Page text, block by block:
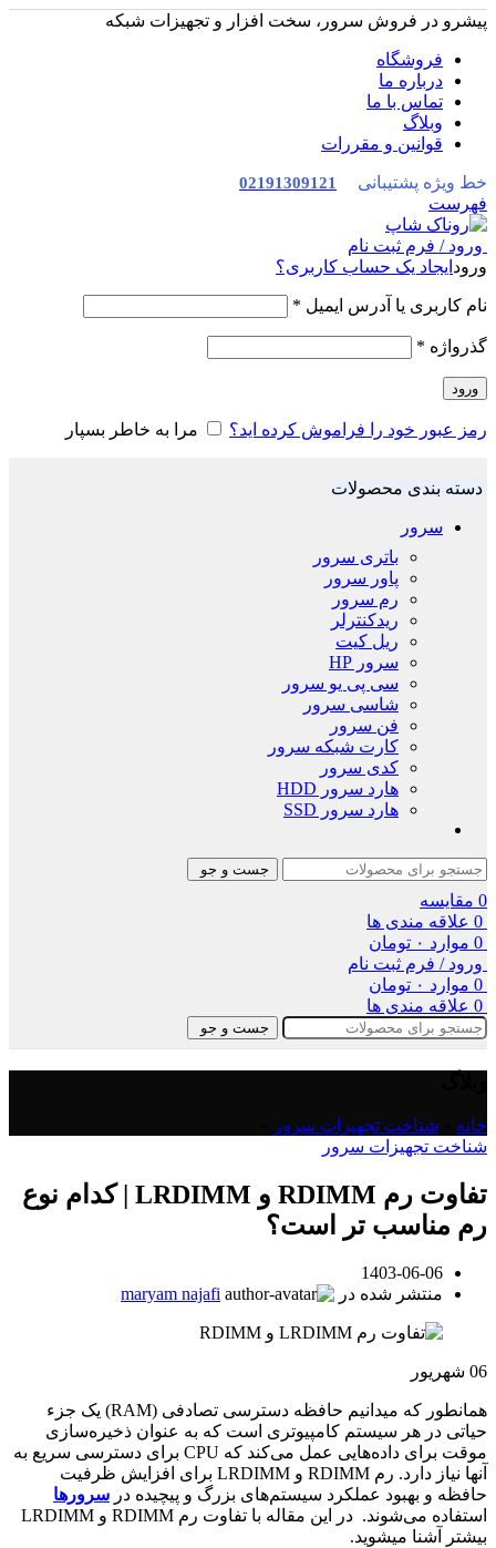
پیشرو در فروش سرور، سخت افزار و تجهیزات شبکه
فروشگاه
درباره ما
تماس با ما
وبلاگ
قوانین و مقررات
خط ویژه پشتیبانی 02191309121
فهرست
ورود / فرم ثبت نام
ورود ایجاد یک حساب کاربری؟
نام کاربری یا آدرس ایمیل *
گذرواژه *
ورود
رمز عبور خود را فراموش کرده اید؟ مرا به خاطر بسپار
دسته بندی محصولات
سرور
باتری سرور
پاور سرور
رم سرور
ریدکنترلر
ریل کیت
سرور HP
سی پی یو سرور
شاسی سرور
فن سرور
کارت شبکه سرور
کدی سرور
هارد سرور HDD
هارد سرور SSD
جست و جو
0 مقایسه
0 علاقه مندی ها
0 موارد ۰ تومان
ورود / فرم ثبت نام
0 موارد ۰ تومان
0 علاقه مندی ها
جست و جو
خانه شناخت تجهیزات سرور
شناخت تجهیزات سرور
تفاوت رم RDIMM و LRDIMM | کدام نوع
رم مناسب تر است؟
1403-06-06
منتشر شده در
maryam najafi
06 شهریور
همانطور که میدانیم حافظه دسترسی تصادفی (RAM) یک جزء
حیاتی در هر سیستم کامپیوتری است که به عنوان ذخیره‌سازی
موقت برای داده‌هایی عمل می‌کند که CPU برای دسترسی سریع به
آنها نیاز دارد. رم RDIMM و LRDIMM برای افزایش ظرفیت
حافظه و بهبود عملکرد سیستم‌های بزرگ و پیچیده در سرورها
استفاده می‌شوند. در این مقاله با تفاوت رم RDIMM و LRDIMM
بیشتر آشنا میشوید.